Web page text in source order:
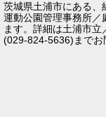
茨城県土浦市にある
運動公園管理事務所／
ます。詳細は土浦市
(029-824-5636)までお